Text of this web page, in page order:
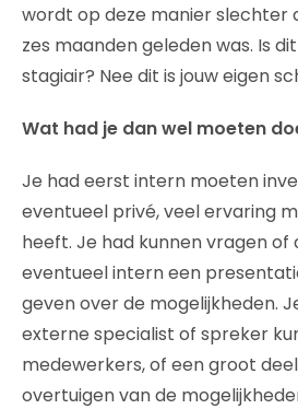
wordt op deze manier slechter
zes maanden geleden was. Is
stagiair? Nee dit is jouw eigen
Wat had je dan wel moeten
Je had eerst intern moeten
eventueel privé, veel ervaring
heeft. Je had kunnen vragen of
eventueel intern een
geven over de mogelijkheden.
externe specialist of spreker
medewerkers, of een groot
overtuigen van de